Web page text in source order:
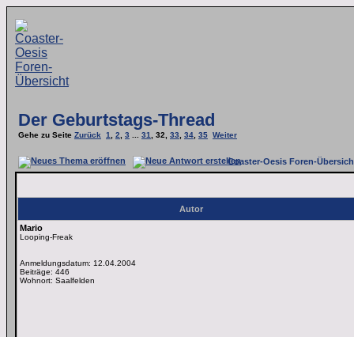
Der Geburtstags-Thread
Gehe zu Seite Zurück 1 2 3 31 32 33 34 35 Weiter
Coaster-Oesis Foren-
Autor
Mario
Looping-Freak
Anmeldungsdatum: 12.04.2004
Beiträge: 446
Wohnort: Saalfelden